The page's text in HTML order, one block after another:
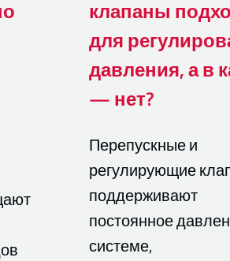
клапаны
для
давления, а в
— нет?
Перепускные и
регулирующие
поддерживают
постоянное
системе,